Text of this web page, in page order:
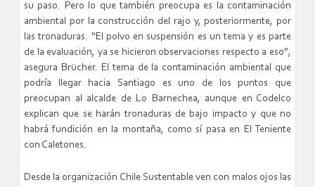
su paso. Pero lo que también preocupa es la contaminación
ambiental por la construcción del rajo y, posteriormente, por
las tronaduras. “El polvo en suspensión es un tema y es parte
de la evaluación, ya se hicieron observaciones respecto a eso”,
asegura Brücher. El tema de la contaminación ambiental que
podría llegar hacia Santiago es uno de los puntos que
preocupan al alcalde de Lo Barnechea, aunque en Codelco
explican que se harán tronaduras de bajo impacto y que no
habrá fundición en la montaña, como sí pasa en El Teniente
con Caletones.
Desde la organización Chile Sustentable ven con malos ojos las